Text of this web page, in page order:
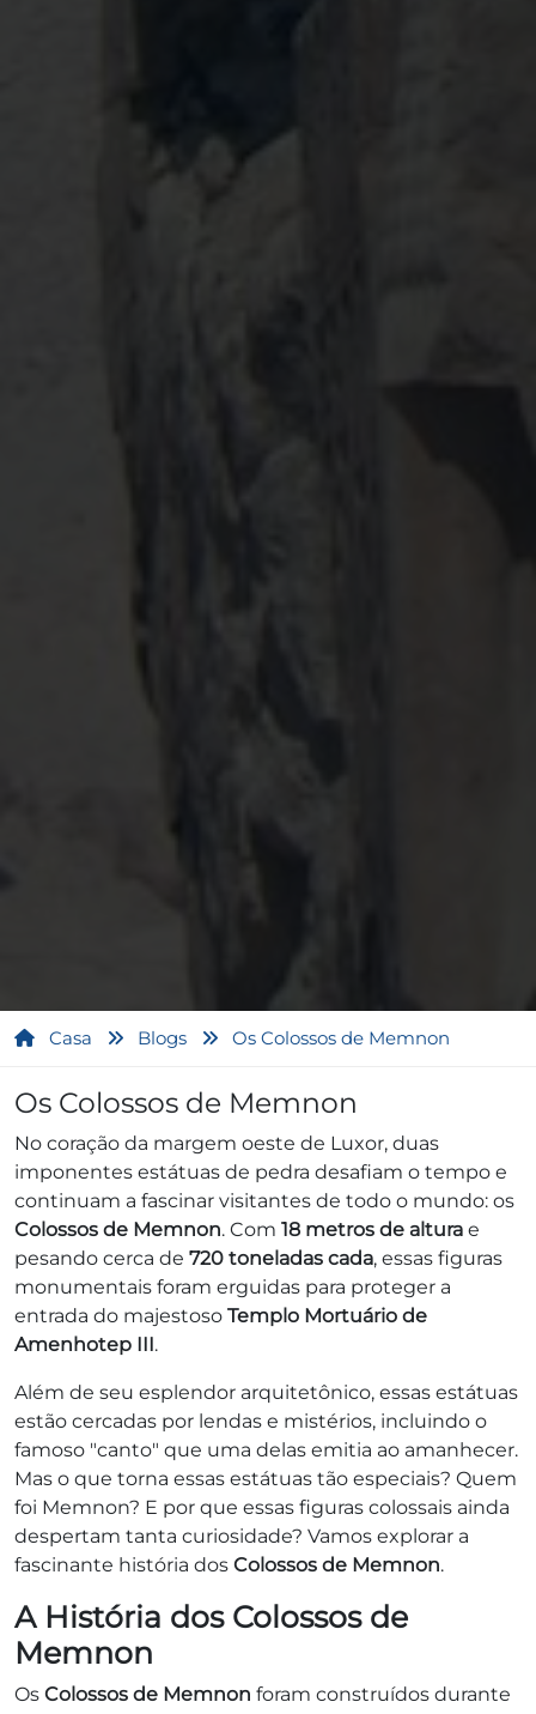
Casa Blogs Os Colossos de Memnon
Os Colossos de Memnon
No coração da margem oeste de Luxor, duas
imponentes estátuas de pedra desafiam o tempo e
continuam a fascinar visitantes de todo o mundo: os
Colossos de Memnon. Com 18 metros de altura e
pesando cerca de 720 toneladas cada, essas figuras
monumentais foram erguidas para proteger a
entrada do majestoso Templo Mortuário de
Amenhotep III.
Além de seu esplendor arquitetônico, essas estátuas
estão cercadas por lendas e mistérios, incluindo o
famoso "canto" que uma delas emitia ao amanhecer.
Mas o que torna essas estátuas tão especiais? Quem
foi Memnon? E por que essas figuras colossais ainda
despertam tanta curiosidade? Vamos explorar a
fascinante história dos Colossos de Memnon.
A História dos Colossos de
Memnon
Os Colossos de Memnon foram construídos durante